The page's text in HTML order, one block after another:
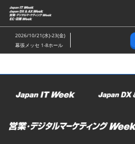
ス
キ
ッ
し
2026/10/21(水)-23(金)
幕張メッセ 1-8ホール